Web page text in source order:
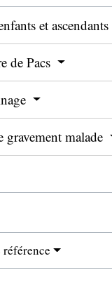
et ascendants
de Pacs
gravement malade
référence